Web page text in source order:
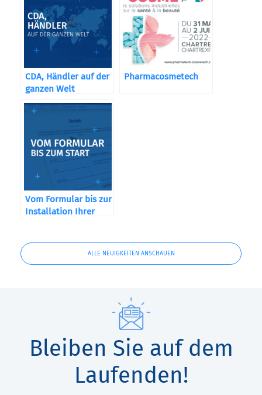
CDA, Händler auf der
ganzen Welt
Pharmacosmetech
Vom Formular bis zur
Installation Ihrer
ALLE NEUIGKEITEN ANSCHAUEN
Bleiben Sie auf dem
Laufenden!